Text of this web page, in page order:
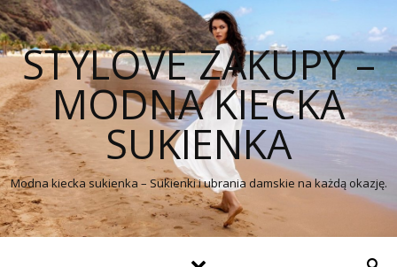
STYLOVE ZAKUPY –
MODNA KIECKA
SUKIENKA
Modna kiecka sukienka – Sukienki i ubrania damskie na każdą okazję.